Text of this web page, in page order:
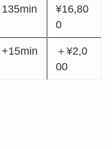
135min
¥16,80
0
+15min
＋¥2,0
00